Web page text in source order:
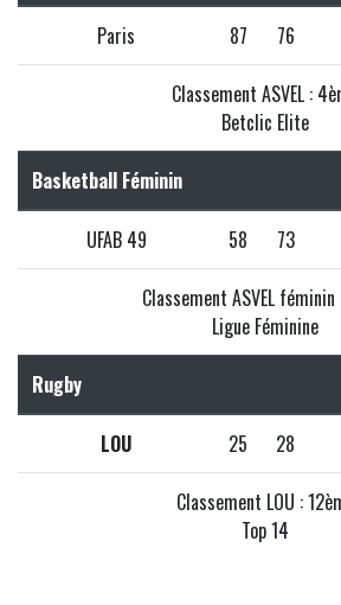
Paris 87 76
Classement ASVEL :
Betclic Elite
Basketball Féminin
UFAB 49 58 73
Classement ASVEL
Ligue Féminine
Rugby
LOU 25 28
Classement LOU :
Top 14